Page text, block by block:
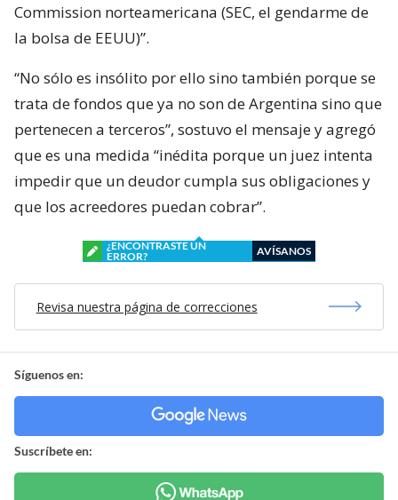
Commission norteamericana (SEC, el gendarme de
la bolsa de EEUU)”.
“No sólo es insólito por ello sino también porque se
trata de fondos que ya no son de Argentina sino que
pertenecen a terceros”, sostuvo el mensaje y agregó
que es una medida “inédita porque un juez intenta
impedir que un deudor cumpla sus obligaciones y
que los acreedores puedan cobrar”.
¿ENCONTRASTE UN
ERROR?
AVÍSANOS
Revisa nuestra página de correcciones
Síguenos en:
Suscríbete en: